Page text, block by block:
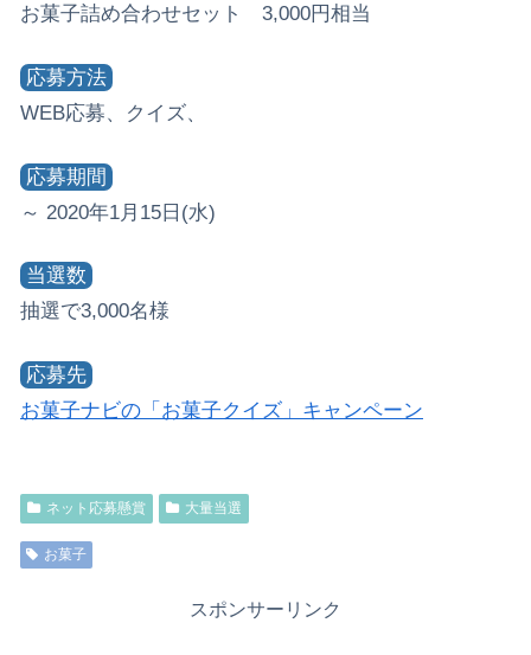
お菓子詰め合わせセット 3,000円相当
応募方法
WEB応募、クイズ、
応募期間
～ 2020年1月15日(水)
当選数
抽選で3,000名様
応募先
お菓子ナビの「お菓子クイズ」キャンペーン
ネット応募懸賞 大量当選
お菓子
スポンサーリンク